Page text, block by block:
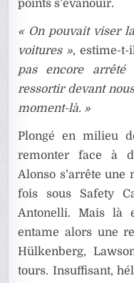
points s’évanouir.
« On pouvait viser
voitures », estime-t-
pas encore
ressortir devant
moment-là. »
Plongé en milieu
remonter face à
Alonso s’arrête une
fois sous Safety
Antonelli. Mais là
entame alors une
Hülkenberg,
tours. Insuffisant,